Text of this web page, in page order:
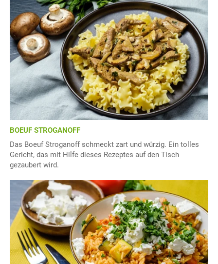
BOEUF STROGANOFF
Das Boeuf Stroganoff schmeckt zart und würzig. Ein tolles
Gericht, das mit Hilfe dieses Rezeptes auf den Tisch
gezaubert wird.